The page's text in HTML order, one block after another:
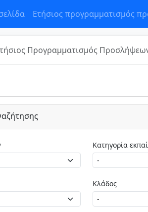
Ετήσιος προγραμματισμός
Προγραμματισμός
Κλάδος